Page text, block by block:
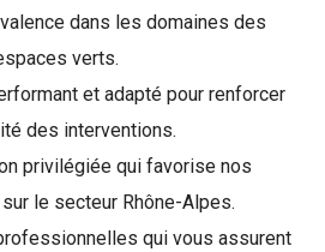
dans les domaines des
verts.
et adapté pour renforcer
des interventions.
privilégiée qui favorise nos
le secteur Rhône-Alpes.
qui vous assurent